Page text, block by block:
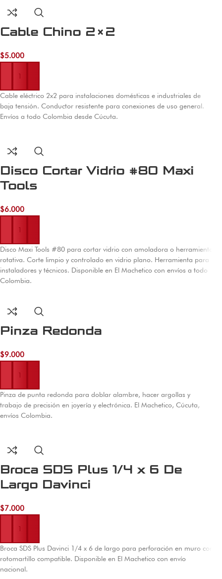
Cable Chino 2×2
$5.000
Añadir al carrito
Cable eléctrico 2x2 para instalaciones domésticas e industriales de
baja tensión. Conductor resistente para conexiones de uso general.
Envíos a todo Colombia desde Cúcuta.
Disco Cortar Vidrio #80 Maxi
Tools
$6.000
Añadir al carrito
Disco Maxi Tools #80 para cortar vidrio con amoladora o herramienta
rotativa. Corte limpio y controlado en vidrio plano. Herramienta para
instaladores y técnicos. Disponible en El Machetico con envíos a todo
Colombia.
Pinza Redonda
$9.000
Añadir al carrito
Pinza de punta redonda para doblar alambre, hacer argollas y
trabajo de precisión en joyería y electrónica. El Machetico, Cúcuta,
envíos Colombia.
Broca SDS Plus 1/4 x 6 De
Largo Davinci
$7.000
Añadir al carrito
Broca SDS Plus Davinci 1/4 x 6 de largo para perforación en muro con
rotomartillo compatible. Disponible en El Machetico con envío
nacional.